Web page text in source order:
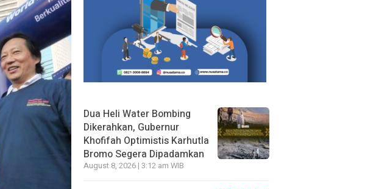
Dua Heli Water Bombing
Dikerahkan, Gubernur
Khofifah Optimistis Karhutla
Bromo Segera Dipadamkan
August 8, 2026 | 3:12 am WIB